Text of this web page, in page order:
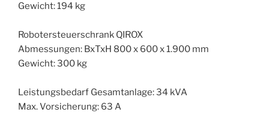
Gewicht: 194 kg
Robotersteuerschrank QIROX
Abmessungen: BxTxH 800 x 600 x 1.900 mm
Gewicht: 300 kg
Leistungsbedarf Gesamtanlage: 34 kVA
Max. Vorsicherung: 63 A